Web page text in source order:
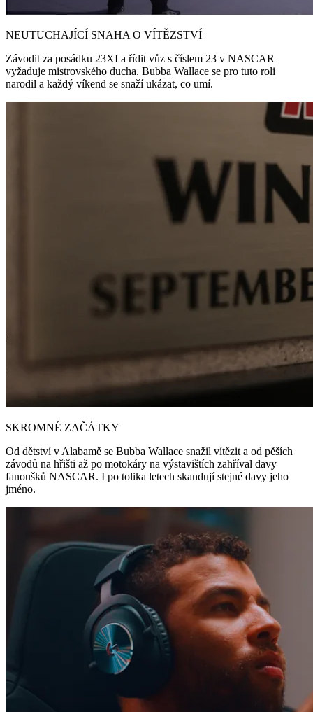
NEUTUCHAJÍCÍ SNAHA O VÍTĚZSTVÍ
Závodit za posádku 23XI a řídit vůz s číslem 23 v NASCAR
vyžaduje mistrovského ducha. Bubba Wallace se pro tuto roli
narodil a každý víkend se snaží ukázat, co umí.
SKROMNÉ ZAČÁTKY
Od dětství v Alabamě se Bubba Wallace snažil vítězit a od pěších
závodů na hřišti až po motokáry na výstavištích zahříval davy
fanoušků NASCAR. I po tolika letech skandují stejné davy jeho
jméno.